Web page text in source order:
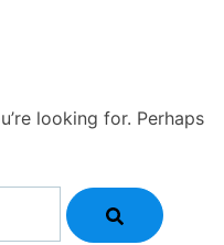
looking for. Perhaps